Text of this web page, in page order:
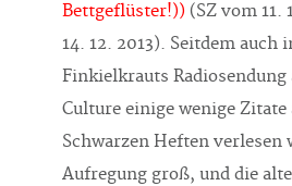
Bettgeflüster!)) (SZ vom 11.
14. 12. 2013). Seitdem auch
Finkielkrauts Radiosendung
Culture einige wenige Zitate
Schwarzen Heften verlesen
Aufregung groß, und die